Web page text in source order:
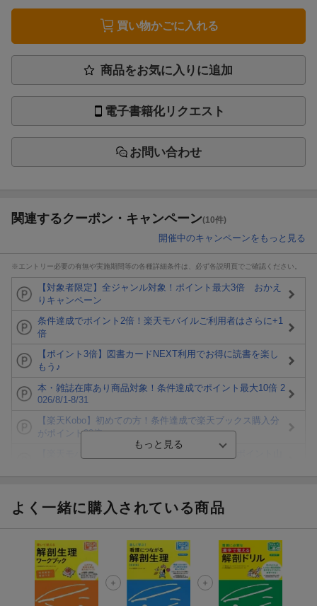
買い物かごに入れる
商品をお気に入りに追加
電子書籍化リクエスト
お問い合わせ
関連するクーポン・キャンペーン(10件)
開催中のキャンペーンをもっと見る
※エントリー必要の有無や実施期間等の各種詳細条件は、必ず各説明頁でご確認ください。
【対象者限定】全ジャンル対象！ポイント最大3倍 おかえ
りキャンペーン
条件達成でポイント2倍！楽天モバイルご利用者はさらに+1
倍
【ポイント3倍】図書カードNEXT利用でお得に読書を楽し
もう♪
本・雑誌在庫あり商品対象！条件達成でポイント最大10倍 2
026/8/1-8/31
【楽天Kobo】初めての方！条件達成で楽天ブックス購入分
がポイント20倍
ト山分け
エントリー＆3,000円以上購入で無料データSIM（3GB/月プ
ラン）が当たる！
楽天モバイル紹介キャンペーンの拡散で300円OFFクーポン
進呈
よく一緒に購入されている商品